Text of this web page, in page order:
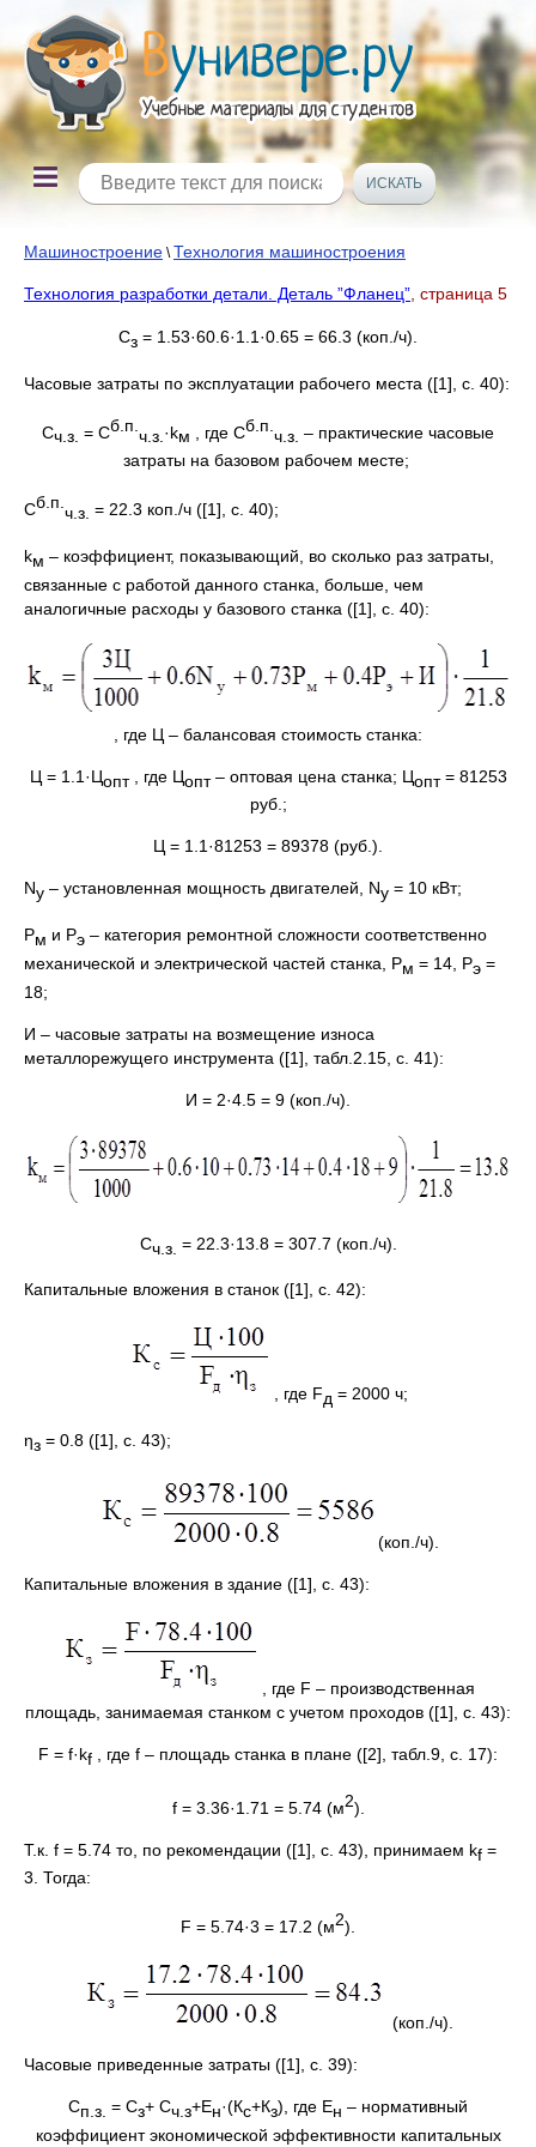
Машиностроение \Технология машиностроения
Технология разработки детали. Деталь ”Фланец” , страница 5
Cз = 1.53·60.6·1.1·0.65 = 66.3 (коп./ч).
Часовые затраты по эксплуатации рабочего места ([1], с. 40):
Сч.з. = Сб.п.
ч.з.·kм , где Сб.п.
ч.з. – практические часовые
затраты на базовом рабочем месте;
Сб.п.
ч.з. = 22.3 коп./ч ([1], с. 40);
kм – коэффициент, показывающий, во сколько раз затраты,
связанные с работой данного станка, больше, чем
аналогичные расходы у базового станка ([1], с. 40):
, где Ц – балансовая стоимость станка:
Ц = 1.1·Цопт , где Цопт– оптовая цена станка; Цопт= 81253
руб.;
Ц = 1.1·81253 = 89378 (руб.).
Nу – установленная мощность двигателей, Nу = 10 кВт;
Pм и Pэ – категория ремонтной сложности соответственно
механической и электрической частей станка, Pм = 14, Pэ =
18;
И – часовые затраты на возмещение износа
металлорежущего инструмента ([1], табл.2.15, с. 41):
И = 2·4.5 = 9 (коп./ч).
Сч.з. = 22.3·13.8 = 307.7 (коп./ч).
Капитальные вложения в станок ([1], с. 42):
, где Fд = 2000 ч;
ηз = 0.8 ([1], с. 43);
(коп./ч).
Капитальные вложения в здание ([1], с. 43):
, где F – производственная
площадь, занимаемая станком с учетом проходов ([1], с. 43):
F = f·kf , где f – площадь станка в плане ([2], табл.9, с. 17):
f = 3.36·1.71 = 5.74 (м2).
Т.к. f = 5.74 то, по рекомендации ([1], с. 43), принимаем kf =
3. Тогда:
F = 5.74·3 = 17.2 (м2).
(коп./ч).
Часовые приведенные затраты ([1], с. 39):
Сп.з. = Сз+ Сч.з+Ен·(Кс+Кз), где Ен – нормативный
коэффициент экономической эффективности капитальных